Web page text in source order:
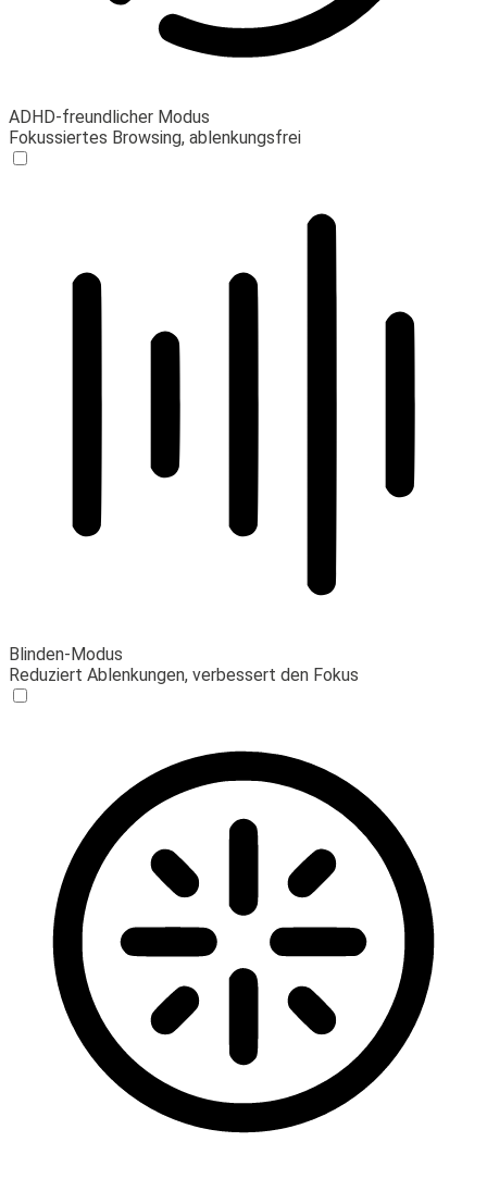
ADHD-freundlicher Modus
Fokussiertes Browsing, ablenkungsfrei
Blinden-Modus
Reduziert Ablenkungen, verbessert den Fokus